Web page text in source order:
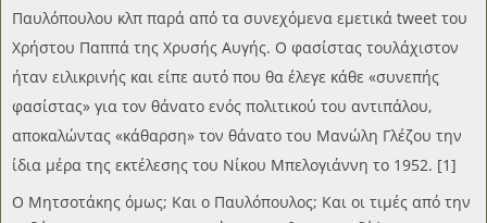
Παυλόπουλου κλπ παρά από τα συνεχόμενα εμετικά tweet του
Χρήστου Παππά της Χρυσής Αυγής. Ο φασίστας τουλάχιστον
ήταν ειλικρινής και είπε αυτό που θα έλεγε κάθε «συνεπής
φασίστας» για τον θάνατο ενός πολιτικού του αντιπάλου,
αποκαλώντας «κάθαρση» τον θάνατο του Μανώλη Γλέζου την
ίδια μέρα της εκτέλεσης του Νίκου Μπελογιάννη το 1952. [1]
Ο Μητσοτάκης όμως; Και ο Παυλόπουλος; Και οι τιμές από την